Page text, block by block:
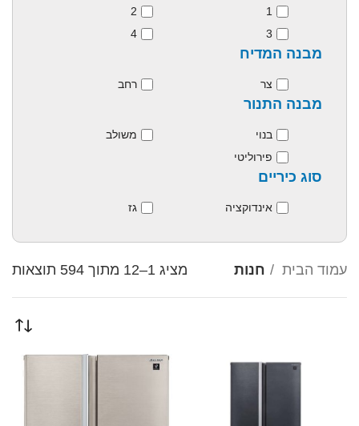
1
2
3
4
מבנה המדיח
צר רחב
מבנה התנור
בנוי
משולב
פירוליטי
סוג כיריים
אינדוקציה גז
עמוד הבית חנות מציג 1–12 מתוך 594 תוצאות